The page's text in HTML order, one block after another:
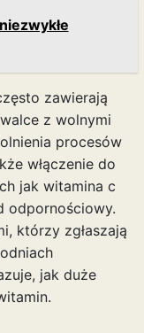
zawierają
z wolnymi
procesów
włączenie do
jak witamina c
odpornościowy.
którzy zgłaszają
jak duże